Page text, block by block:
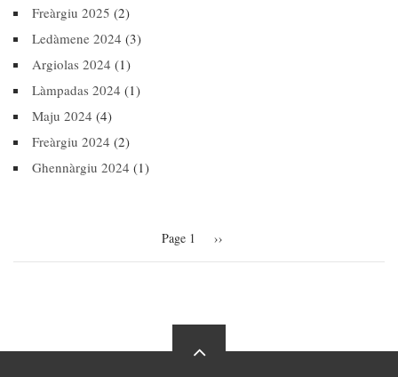
Freàrgiu 2025 (2)
Ledàmene 2024 (3)
Argiolas 2024 (1)
Làmpadas 2024 (1)
Maju 2024 (4)
Freàrgiu 2024 (2)
Ghennàrgiu 2024 (1)
Page 1 Next
››